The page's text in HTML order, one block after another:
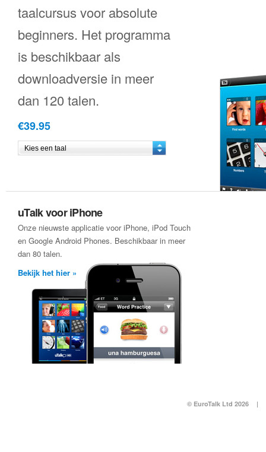
taalcursus voor absolute
beginners. Het programma
is beschikbaar als
downloadversie in meer
dan 120 talen.
€39.95
uTalk voor iPhone
Onze nieuwste applicatie voor iPhone, iPod Touch
en Google Android Phones. Beschikbaar in meer
dan 80 talen.
Bekijk het hier »
© EuroTalk Ltd 2026 |